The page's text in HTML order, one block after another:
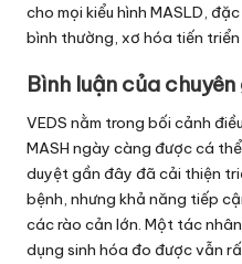
cho mọi kiểu hình MASLD,
bình thường, xơ hóa tiến
Bình luận của chuyên
VEDS nằm trong bối cảnh
MASH ngày càng được cá
duyệt gần đây đã cải thiện
bệnh, nhưng khả năng tiếp
các rào cản lớn. Một tác
dụng sinh hóa đo được vẫn